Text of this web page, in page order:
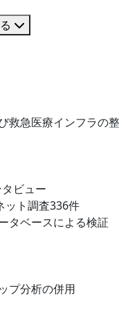
急医療インフラの
ビュー
ット調査336件
タベースによる検証
プ分析の併用